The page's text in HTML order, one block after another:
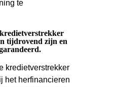
te
tijdrovend zijn en
kredietverstrekker
het herfinancieren